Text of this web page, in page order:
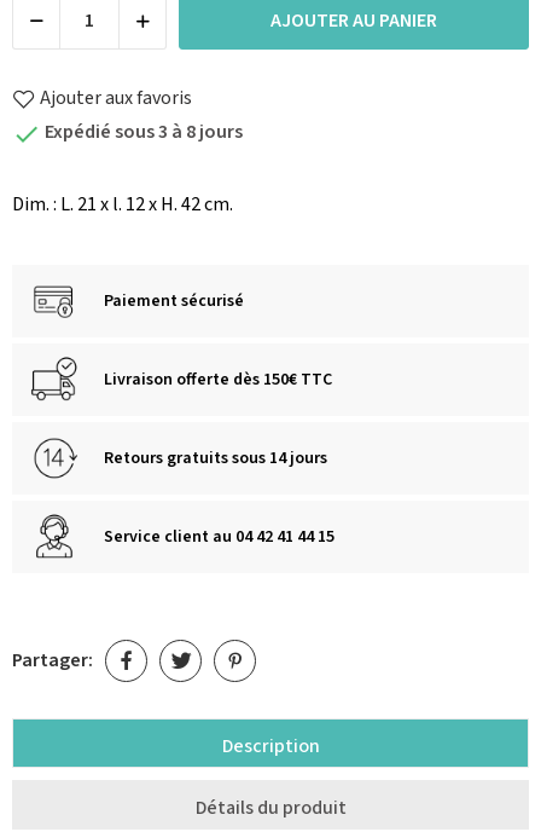
AJOUTER AU PANIER
Ajouter aux favoris
 Expédié sous 3 à 8 jours
Dim. : L. 21 x l. 12 x H. 42 cm.
Paiement sécurisé
Livraison offerte dès 150€ TTC
Retours gratuits sous 14 jours
Service client au 04 42 41 44 15
Partager:
Description
Détails du produit